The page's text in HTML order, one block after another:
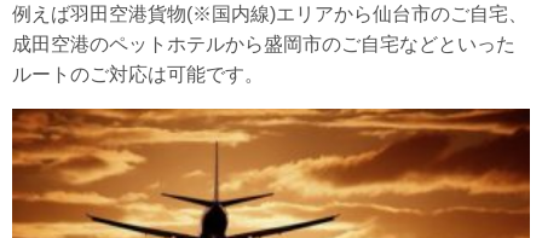
例えば羽田空港貨物(※国内線)エリアから仙台市のご自宅、
成田空港のペットホテルから盛岡市のご自宅などといった
ルートのご対応は可能です。